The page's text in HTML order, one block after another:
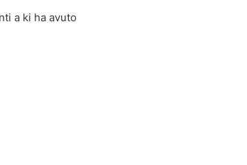
a ki ha avuto